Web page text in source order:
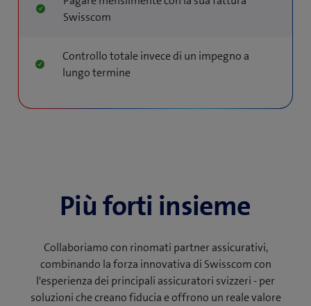
Swisscom
Controllo totale invece di un impegno a
lungo termine
Più forti insieme
Collaboriamo con rinomati partner assicurativi,
combinando la forza innovativa di Swisscom con
l'esperienza dei principali assicuratori svizzeri - per
soluzioni che creano fiducia e offrono un reale valore